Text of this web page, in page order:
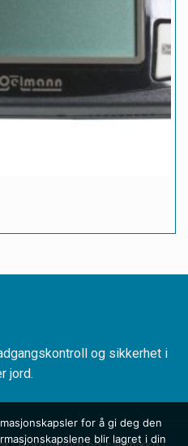
og sikkerhet i
jord.
for å gi deg den
blir lagret i din